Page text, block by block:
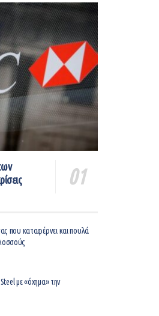
που καταφέρνει και πουλά
με «όχημα» την